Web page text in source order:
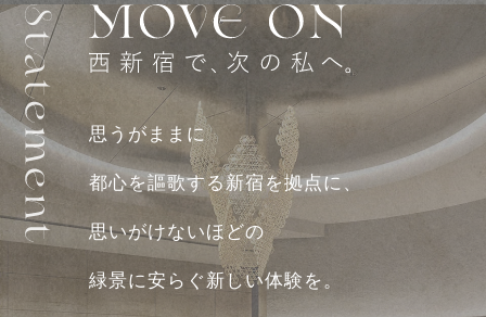
思うがままに
都心を謳歌する新宿を拠点に、
思いがけないほどの
緑景に安らぐ新しい体験を。